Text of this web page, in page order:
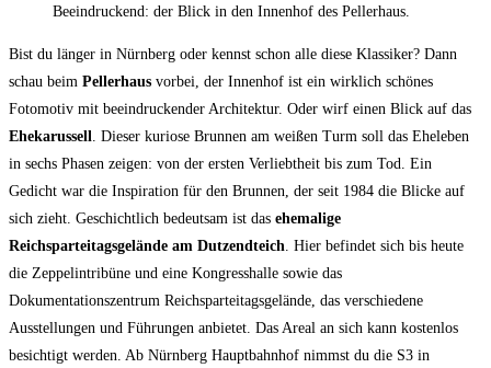
Beeindruckend: der Blick in den Innenhof des Pellerhaus.
Bist du länger in Nürnberg oder kennst schon alle diese Klassiker? Dann
schau beim Pellerhaus vorbei, der Innenhof ist ein wirklich schönes
Fotomotiv mit beeindruckender Architektur. Oder wirf einen Blick auf das
Ehekarussell
. Dieser kuriose Brunnen am weißen Turm soll das Eheleben
in sechs Phasen zeigen: von der ersten Verliebtheit bis zum Tod. Ein
Gedicht war die Inspiration für den Brunnen, der seit 1984 die Blicke auf
sich zieht. Geschichtlich bedeutsam ist das ehemalige
Reichsparteitagsgelände am Dutzendteich . Hier befindet sich bis heute
die Zeppelintribüne und eine Kongresshalle sowie das
Dokumentationszentrum Reichsparteitagsgelände, das verschiedene
Ausstellungen und Führungen anbietet. Das Areal an sich kann kostenlos
besichtigt werden. Ab Nürnberg Hauptbahnhof nimmst du die S3 in